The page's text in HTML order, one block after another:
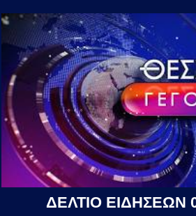
ΔΕΛΤΙΟ ΕΙΔΗΣΕΩΝ